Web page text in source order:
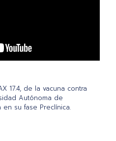
17.4, de la vacuna contra
Autónoma de
su fase Preclínica.